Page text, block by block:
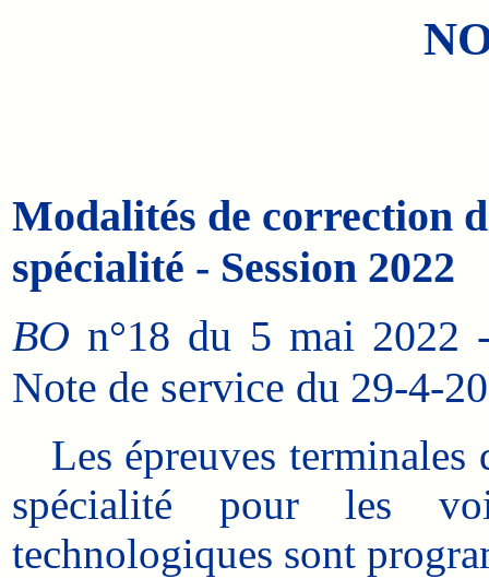
Modalités de correction
spécialité - Session 2022
BO n°18 du 5 mai 2022
Note de service du 29-4-
Les épreuves terminales
spécialité pour les
technologiques sont